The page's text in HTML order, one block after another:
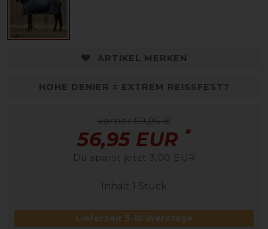
ARTIKEL MERKEN
HOHE DENIER = EXTREM REISSFEST?
vorher 59,95 €
56,95 EUR *
Du sparst jetzt 3,00 EUR
Inhalt 1 Stück
Lieferzeit 5-10 Werktage